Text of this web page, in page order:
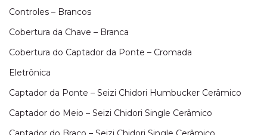
Controles – Brancos
Cobertura da Chave – Branca
Cobertura do Captador da Ponte – Cromada
Eletrônica
Captador da Ponte – Seizi Chidori Humbucker Cerâmico
Captador do Meio – Seizi Chidori Single Cerâmico